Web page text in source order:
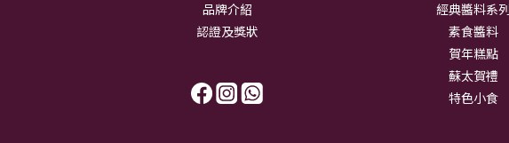
品牌介紹
認證及獎狀
經典醬料系列
素食醬料
賀年糕點
蘇太賀禮
特色小食